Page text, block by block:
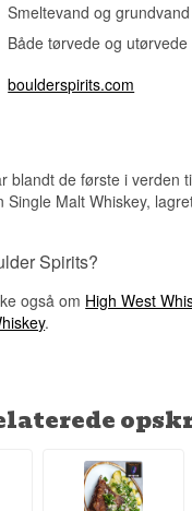
Smeltevand og
Både tørvede og
boulderspirits.com
blandt de første i verden
Single Malt Whiskey,
Spirits?
også om High West
.